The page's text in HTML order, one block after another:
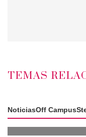
TEMAS
NoticiasOff Campus